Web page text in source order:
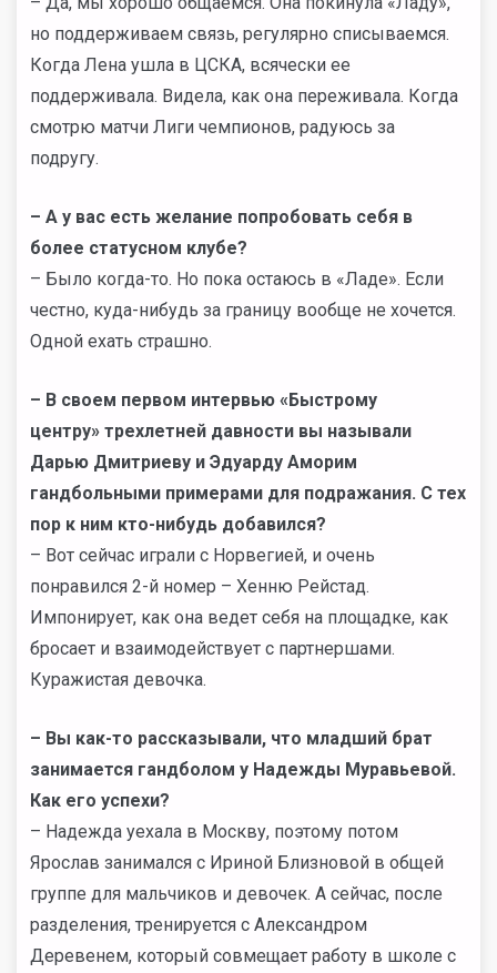
но поддерживаем связь, регулярно списываемся.
Когда Лена ушла в ЦСКА, всячески ее
поддерживала. Видела, как она переживала. Когда
смотрю матчи Лиги чемпионов, радуюсь за
подругу.
– А у вас есть желание попробовать себя в
более статусном клубе?
– Было когда-то. Но пока остаюсь в «Ладе». Если
честно, куда-нибудь за границу вообще не хочется.
Одной ехать страшно.
– В своем первом интервью «Быстрому
центру» трехлетней давности вы называли
Дарью Дмитриеву и Эдуарду Аморим
гандбольными примерами для подражания. С тех
пор к ним кто-нибудь добавился?
– Вот сейчас играли с Норвегией, и очень
понравился 2-й номер – Хенню Рейстад.
Импонирует, как она ведет себя на площадке, как
бросает и взаимодействует с партнершами.
Куражистая девочка.
– Вы как-то рассказывали, что младший брат
занимается гандболом у Надежды Муравьевой.
Как его успехи?
– Надежда уехала в Москву, поэтому потом
Ярослав занимался с Ириной Близновой в общей
группе для мальчиков и девочек. А сейчас, после
разделения, тренируется с Александром
Деревенем, который совмещает работу в школе с